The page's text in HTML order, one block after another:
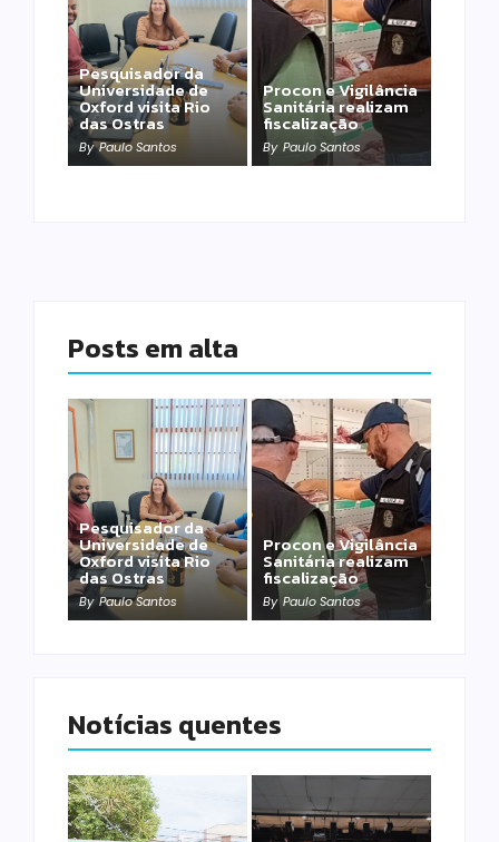
Pesquisador da
Universidade de
Oxford visita Rio
das Ostras
By Paulo Santos
Procon e Vigilância
Sanitária realizam
fiscalização
By Paulo Santos
Posts em alta
Pesquisador da
Universidade de
Oxford visita Rio
das Ostras
By Paulo Santos
Procon e Vigilância
Sanitária realizam
fiscalização
By Paulo Santos
Notícias quentes